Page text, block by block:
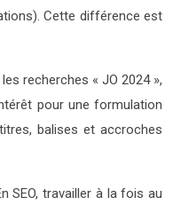
Cette différence est
recherches « JO 2024 »,
pour une formulation
balises et accroches
SEO, travailler à la fois au